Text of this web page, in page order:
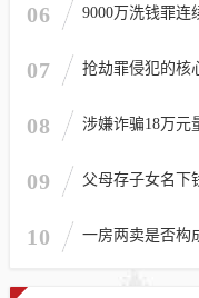
06 9000万洗钱罪连
07 抢劫罪侵犯的核
08 涉嫌诈骗18万元
09 父母存子女名下
10 一房两卖是否构